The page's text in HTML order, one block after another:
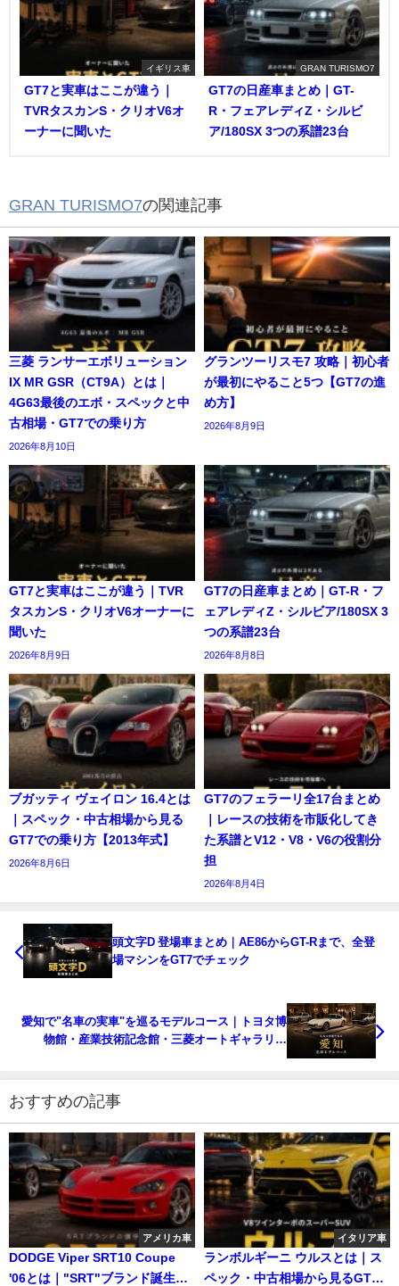
イギリス車
GT7と実車はここが違う｜
TVRタスカンS・クリオV6オ
ーナーに聞いた
GRAN TURISMO7
GT7の日産車まとめ｜GT-
R・フェアレディZ・シルビ
ア/180SX 3つの系譜23台
GRAN TURISMO7の関連記事
三菱 ランサーエボリューション
IX MR GSR（CT9A）とは｜
4G63最後のエボ・スペックと中
古相場・GT7での乗り方
2026年8月10日
グランツーリスモ7 攻略｜初心者
が最初にやること5つ【GT7の進
め方】
2026年8月9日
GT7と実車はここが違う｜TVR
タスカンS・クリオV6オーナーに
聞いた
2026年8月9日
GT7の日産車まとめ｜GT-R・フ
ェアレディZ・シルビア/180SX 3
つの系譜23台
2026年8月8日
ブガッティ ヴェイロン 16.4とは
｜スペック・中古相場から見る
GT7での乗り方【2013年式】
2026年8月6日
GT7のフェラーリ全17台まとめ
｜レースの技術を市販化してき
た系譜とV12・V8・V6の役割分
担
2026年8月4日
頭文字D 登場車まとめ｜AE86からGT-Rまで、全登
場マシンをGT7でチェック
愛知で"名車の実車"を巡るモデルコース｜トヨタ博
物館・産業技術記念館・三菱オートギャラリー
おすすめの記事
アメリカ車
DODGE Viper SRT10 Coupe
'06とは｜"SRT"ブランド誕生の
イタリア車
ランボルギーニ ウルスとは｜ス
ペック・中古相場から見るGT7